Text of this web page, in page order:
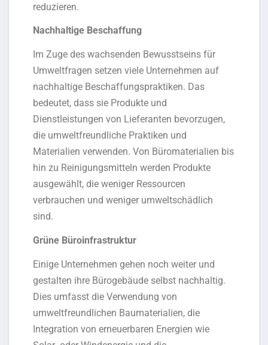
reduzieren.
Nachhaltige Beschaffung
Im Zuge des wachsenden Bewusstseins für
Umweltfragen setzen viele Unternehmen auf
nachhaltige Beschaffungspraktiken. Das
bedeutet, dass sie Produkte und
Dienstleistungen von Lieferanten bevorzugen,
die umweltfreundliche Praktiken und
Materialien verwenden. Von Büromaterialien bis
hin zu Reinigungsmitteln werden Produkte
ausgewählt, die weniger Ressourcen
verbrauchen und weniger umweltschädlich
sind.
Grüne Büroinfrastruktur
Einige Unternehmen gehen noch weiter und
gestalten ihre Bürogebäude selbst nachhaltig.
Dies umfasst die Verwendung von
umweltfreundlichen Baumaterialien, die
Integration von erneuerbaren Energien wie